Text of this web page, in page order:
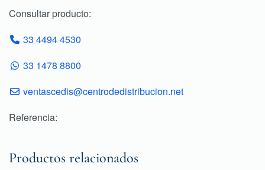
Consultar producto:
33 4494 4530
33 1478 8800
ventascedis@centrodedistribucion.net
Referencia:
Productos relacionados